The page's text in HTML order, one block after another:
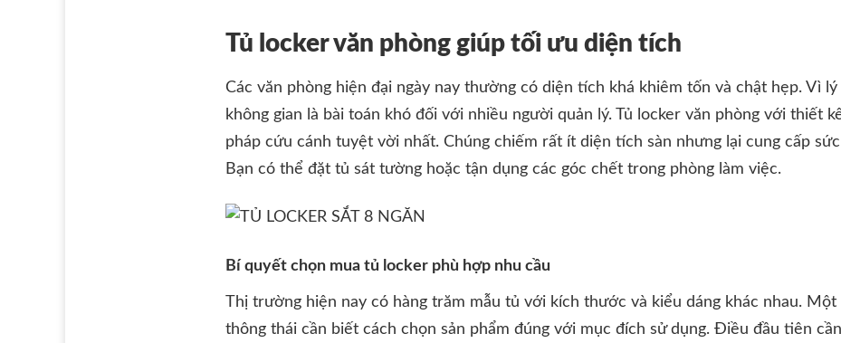
Tủ locker văn phòng giúp tối ưu diện tích
Các văn phòng hiện đại ngày nay thường có diện tích khá khiêm tốn và chật hẹp. Vì
không gian là bài toán khó đối với nhiều người quản lý. Tủ locker văn phòng với thiết
pháp cứu cánh tuyệt vời nhất. Chúng chiếm rất ít diện tích sàn nhưng lại cung cấp
Bạn có thể đặt tủ sát tường hoặc tận dụng các góc chết trong phòng làm việc.
Bí quyết chọn mua tủ locker phù hợp nhu cầu
Thị trường hiện nay có hàng trăm mẫu tủ với kích thước và kiểu dáng khác nhau. Một
thông thái cần biết cách chọn sản phẩm đúng với mục đích sử dụng. Điều đầu tiên